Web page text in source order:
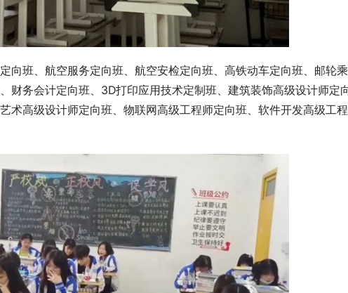
向班、航空服务定向班、航空安检定向班、高铁动车定向班、邮轮
财务会计定向班、3D打印应用技术定制班、建筑装饰高级设计师定
术高级设计师定向班、物联网高级工程师定向班、软件开发高级工